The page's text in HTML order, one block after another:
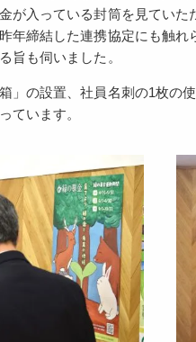
が入っている封筒を見てい
年締結した連携協定にも触
旨も伺いました。
」の設置、社員名刺の1枚の
ています。